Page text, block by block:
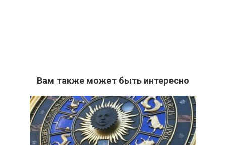
Вам также может быть интересно